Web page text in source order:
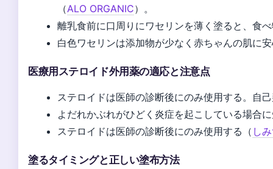
（ALO ORGANIC）。
離乳食前に口周りにワセリンを薄く塗ると、食
白色ワセリンは添加物が少なく赤ちゃんの肌に
医療用ステロイド外用薬の適応と注意点
ステロイドは医師の診断後にのみ使用する。自
よだれかぶれがひどく炎症を起こしている場合
ステロイドは医師の診断後にのみ使用する（ し
塗るタイミングと正しい塗布方法